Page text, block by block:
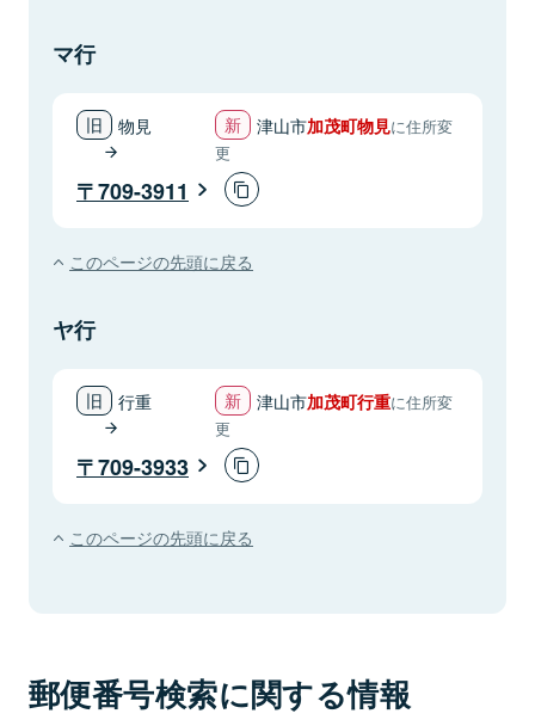
マ行
物見 津山市加茂町物見に住所変
更
709-3911
このページの先頭に戻る
ヤ行
行重 津山市加茂町行重に住所変
更
709-3933
このページの先頭に戻る
郵便番号検索に関する情報